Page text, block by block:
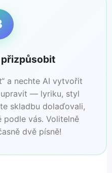
přizpůsobit
a nechte AI vytvořit
— lyriku, styl
skladbu dolaďovali,
podle vás. Volitelně
dvě písně!